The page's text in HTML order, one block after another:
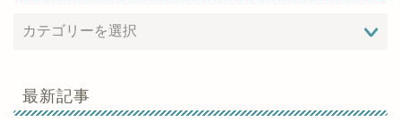
最新記事